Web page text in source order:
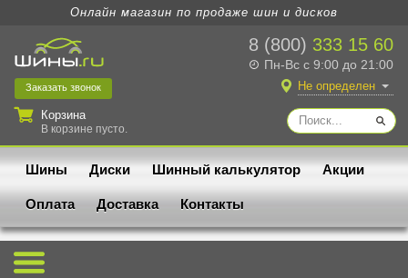
Онлайн магазин по продаже шин и дисков
8 (800) 333 15 60
Пн-Вс с 9:00 до 21:00
Заказать звонок
Корзина
В корзине пусто.
Не определен
Шины Диски Шинный калькулятор Акции
Оплата Доставка Контакты